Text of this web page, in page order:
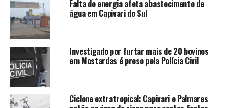
Falta de energia afeta abastecimento de
água em Capivari do Sul
Investigado por furtar mais de 20 bovinos
em Mostardas é preso pela Polícia Civil
Ciclone extratropical: Capivari e Palmares